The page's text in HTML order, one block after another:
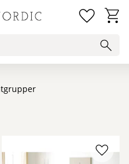
i favoriter Lägg